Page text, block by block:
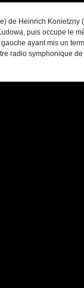
de Heinrich Konietzny
puis occupe le
ayant mis un
radio symphonique